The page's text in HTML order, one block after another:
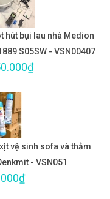
hút bụi lau nhà Medion
S05SW - VSN00407
vệ sinh sofa và thảm
- VSN051